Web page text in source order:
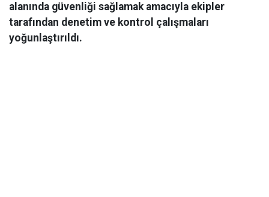
alanında güvenliği sağlamak amacıyla ekipler
tarafından denetim ve kontrol çalışmaları
yoğunlaştırıldı.